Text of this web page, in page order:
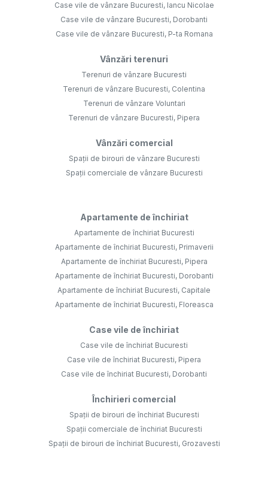
Case vile de vânzare Bucuresti, Iancu Nicolae
Case vile de vânzare Bucuresti, Dorobanti
Case vile de vânzare Bucuresti, P-ta Romana
Vânzări terenuri
Terenuri de vânzare Bucuresti
Terenuri de vânzare Bucuresti, Colentina
Terenuri de vânzare Voluntari
Terenuri de vânzare Bucuresti, Pipera
Vânzări comercial
Spații de birouri de vânzare Bucuresti
Spații comerciale de vânzare Bucuresti
Apartamente de închiriat
Apartamente de închiriat Bucuresti
Apartamente de închiriat Bucuresti, Primaverii
Apartamente de închiriat Bucuresti, Pipera
Apartamente de închiriat Bucuresti, Dorobanti
Apartamente de închiriat Bucuresti, Capitale
Apartamente de închiriat Bucuresti, Floreasca
Case vile de închiriat
Case vile de închiriat Bucuresti
Case vile de închiriat Bucuresti, Pipera
Case vile de închiriat Bucuresti, Dorobanti
Închirieri comercial
Spații de birouri de închiriat Bucuresti
Spații comerciale de închiriat Bucuresti
Spații de birouri de închiriat Bucuresti, Grozavesti